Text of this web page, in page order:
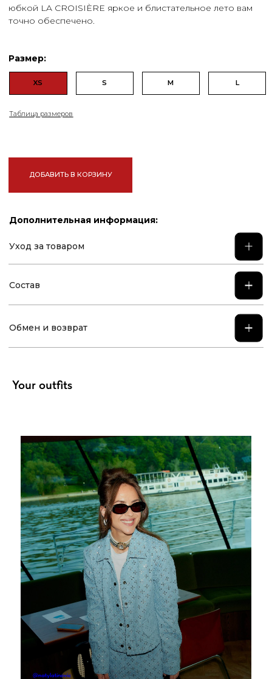
Состав
Your outfits
@natylatinovic
store@the-moon-stores.com
+7(993)685-25-65
WhatsApp
Telegram
Контакты
Публичная оферта
Политика конфиденциальности
Реквизиты
Правила Оплаты
Условия рассрочки от Тинькофф